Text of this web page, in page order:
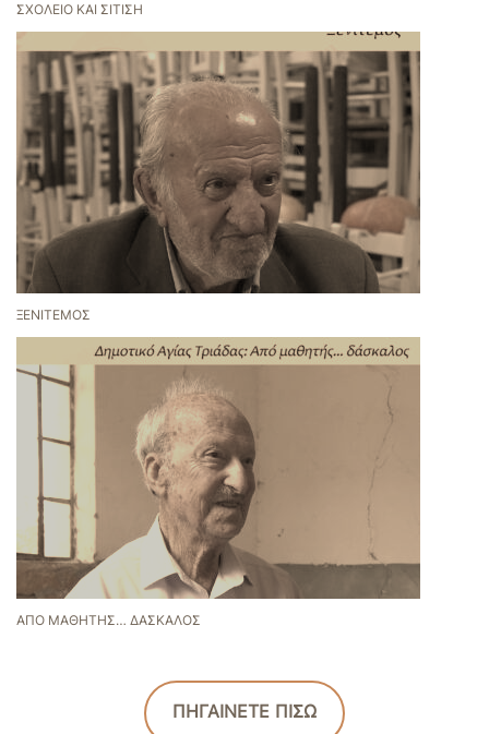
ΣΧΟΛΕΊΟ ΚΑΙ ΣΊΤΙΣΗ
ΞΕΝΙΤΕΜΌΣ
ΑΠΌ ΜΑΘΗΤΉΣ… ΔΆΣΚΑΛΟΣ
ΠΗΓΑΙΝΕΤΕ ΠΙΣΩ